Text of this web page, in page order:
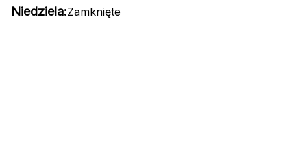
Niedziela:Zamknięte